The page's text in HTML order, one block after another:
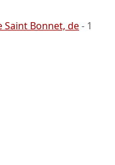
Saint Bonnet, de- 1